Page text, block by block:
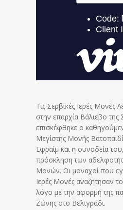
Τις Σερβικές Ιερές Μονές
στην επαρχία Βάλιεβο της
επισκέφθηκε ο
Μεγίστης Μονής
Εφραίμ και η συνοδεία
πρόσκληση των
Μονών. Οι μοναχοί που
Ιερές Μονές αναζήτησαν
λόγο με την αφορμή της
Ζώνης στο Βελιγράδι.